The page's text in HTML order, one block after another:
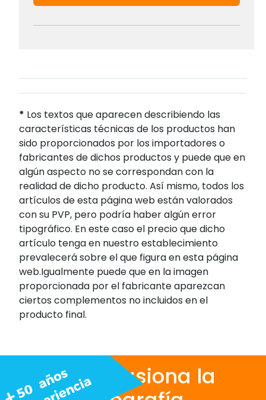
* Los textos que aparecen describiendo las
características técnicas de los productos han
sido proporcionados por los importadores o
fabricantes de dichos productos y puede que en
algún aspecto no se correspondan con la
realidad de dicho producto. Así mismo, todos los
artículos de esta página web están valorados
con su PVP, pero podría haber algún error
tipográfico. En este caso el precio que dicho
artículo tenga en nuestro establecimiento
prevalecerá sobre el que figura en esta página
web.Igualmente puede que en la imagen
proporcionada por el fabricante aparezcan
ciertos complementos no incluidos en el
producto final.
Nos apasiona la